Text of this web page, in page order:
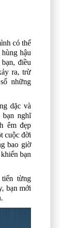
có thể
hậu
điều
ra, trừ
những
dặc và
bạn nghĩ
êm đẹp
cuộc đời
bao giờ
bạn
từng
bạn mới